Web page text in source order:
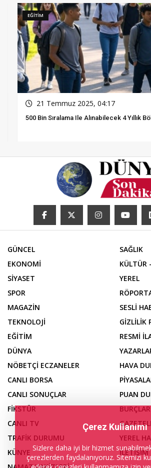
EĞİTİM
21 Temmuz 2025, 04:17
500 Bin Sıralama Ile Alınabilecek 4 Yıllık
GÜNCEL
EKONOMİ
SİYASET
SPOR
MAGAZİN
TEKNOLOJİ
EĞİTİM
DÜNYA
SAĞLIK
KÜLTÜR
YEREL
SESLİ
GİZLİLİK
RESMİ
NÖBETÇİ ECZANELER
CANLI BORSA
CANLI SONUÇLAR
FİKSTÜR
CANLI TV
TRAFİK DURUMU
KÜNYE
HAVA
PUAN
BURÇLAR
YEREL
İLETİŞİM
Çerez Kullanımı
Sizlere daha iyi bir hizmet
çerezlerden faydalanıyoruz. Sitemizi